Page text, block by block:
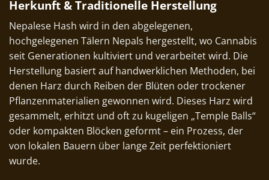
Herkunft & Traditionelle Herstellung
Nepalese Hash wird in den abgelegenen,
hochgelegenen Tälern Nepals hergestellt, wo Cannabis
seit Generationen kultiviert und verarbeitet wird. Die
Herstellung basiert auf handwerklichen Methoden, bei
denen Harz durch Reiben der Blüten oder trockener
Pflanzenmaterialien gewonnen wird. Dieses Harz wird
gesammelt, erhitzt und oft zu kugeligen „Temple Balls“
oder kompakten Blöcken geformt – ein Prozess, der
von lokalen Bauern über lange Zeit perfektioniert
wurde.